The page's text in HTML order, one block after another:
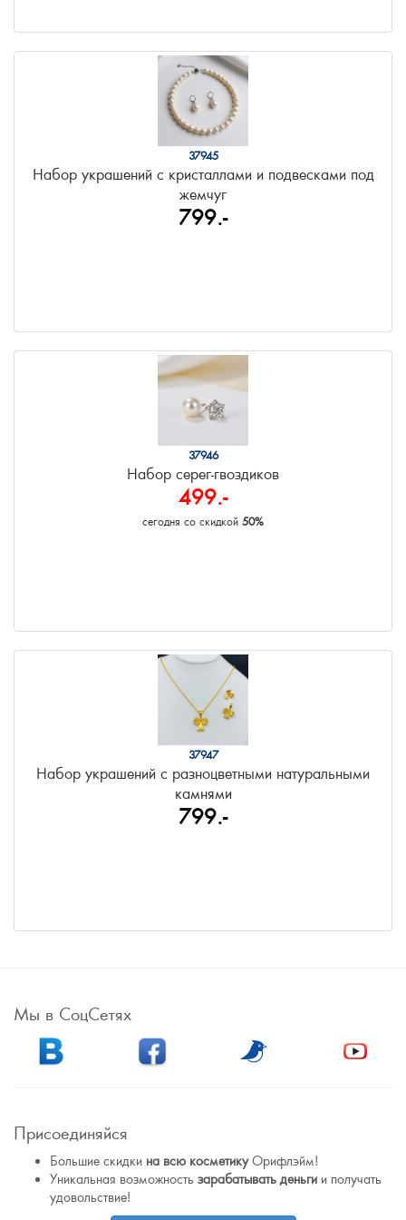
37945
Набор украшений с кристаллами и подвесками под
жемчуг
799.-
37946
Набор серег-гвоздиков
499.-
сегодня со скидкой 50%
37947
Набор украшений с разноцветными натуральными
камнями
799.-
Мы в СоцСетях
Присоединяйся
Большие скидки на всю косметикуОрифлэйм!
Уникальная возможность зарабатывать деньги и получать
удовольствие!